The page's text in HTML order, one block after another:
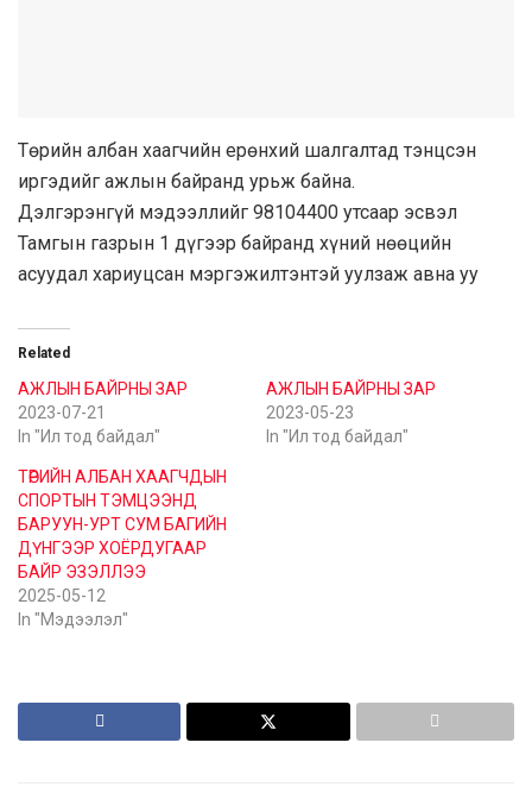
Төрийн албан хаагчийн ерөнхий шалгалтад тэнцсэн
иргэдийг ажлын байранд урьж байна.
Дэлгэрэнгүй мэдээллийг 98104400 утсаар эсвэл
Тамгын газрын 1 дүгээр байранд хүний нөөцийн
асуудал хариуцсан мэргэжилтэнтэй уулзаж авна уу
Related
АЖЛЫН БАЙРНЫ ЗАР
2023-07-21
In "Ил тод байдал"
АЖЛЫН БАЙРНЫ ЗАР
2023-05-23
In "Ил тод байдал"
ТӨРИЙН АЛБАН ХААГЧДЫН
СПОРТЫН ТЭМЦЭЭНД
БАРУУН-УРТ СУМ БАГИЙН
ДҮНГЭЭР ХОЁРДУГААР
БАЙР ЭЗЭЛЛЭЭ
2025-05-12
In "Мэдээлэл"